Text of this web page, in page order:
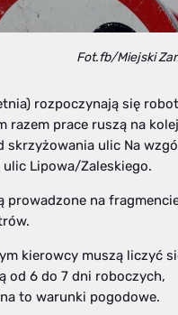
Fot.fb/Miejski
rozpoczynają się
razem prace ruszą na
skrzyżowania ulic Na
Lipowa/Zaleskiego.
prowadzone na
kierowcy muszą liczyć
od 6 do 7 dni roboczych,
to warunki pogodowe.